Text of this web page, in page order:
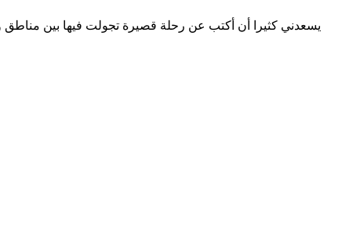
يسعدني كثيرا أن أكتب عن رحلة قصيرة تجولت فيها بين مناطق